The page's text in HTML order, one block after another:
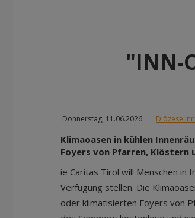
"INN-
Donnerstag, 11.06.2026 | Diözese
Klimaoasen in kühlen
Foyers von Pfarren, Klöstern
ie Caritas Tirol will Menschen in
Verfügung stellen. Die
oder klimatisierten Foyers von